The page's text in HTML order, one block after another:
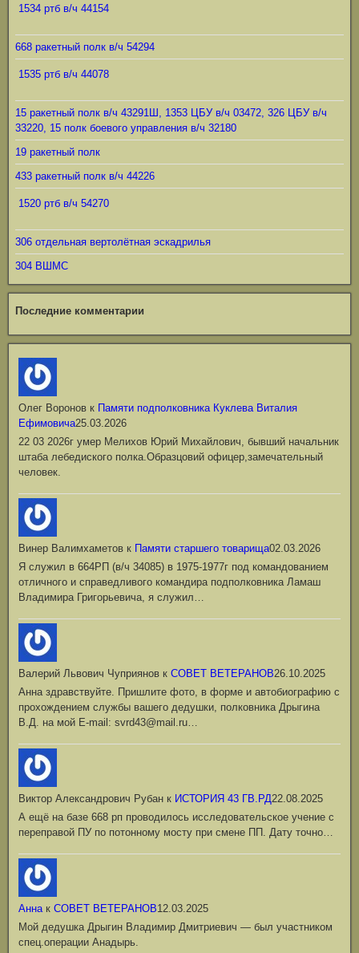
1534 ртб в/ч 44154
668 ракетный полк в/ч 54294
1535 ртб в/ч 44078
15 ракетный полк в/ч 43291Ш, 1353 ЦБУ в/ч 03472, 326 ЦБУ в/ч
33220, 15 полк боевого управления в/ч 32180
19 ракетный полк
433 ракетный полк в/ч 44226
1520 ртб в/ч 54270
306 отдельная вертолётная эскадрилья
304 ВШМС
Последние комментарии
Олег Воронов к Памяти подполковника Куклева Виталия
Ефимовича25.03.2026
22 03 2026г умер Мелихов Юрий Михайлович, бывший начальник
штаба лебедиского полка.Образцовий офицер,замечательный
человек.
Винер Валимхаметов к Памяти старшего товарища02.03.2026
Я служил в 664РП (в/ч 34085) в 1975-1977г под командованием
отличного и справедливого командира подполковника Ламаш
Владимира Григорьевича, я служил…
Валерий Львович Чуприянов к СОВЕТ ВЕТЕРАНОВ26.10.2025
Анна здравствуйте. Пришлите фото, в форме и автобиографию с
прохождением службы вашего дедушки, полковника Дрыгина
В.Д. на мой Е-mail: svrd43@mail.ru…
Виктор Александрович Рубан к ИСТОРИЯ 43 ГВ.РД22.08.2025
А ещё на базе 668 рп проводилось исследовательское учение с
переправой ПУ по потонному мосту при смене ПП. Дату точно…
Аннак СОВЕТ ВЕТЕРАНОВ12.03.2025
Мой дедушка Дрыгин Владимир Дмитриевич — был участником
спец.операции Анадырь.